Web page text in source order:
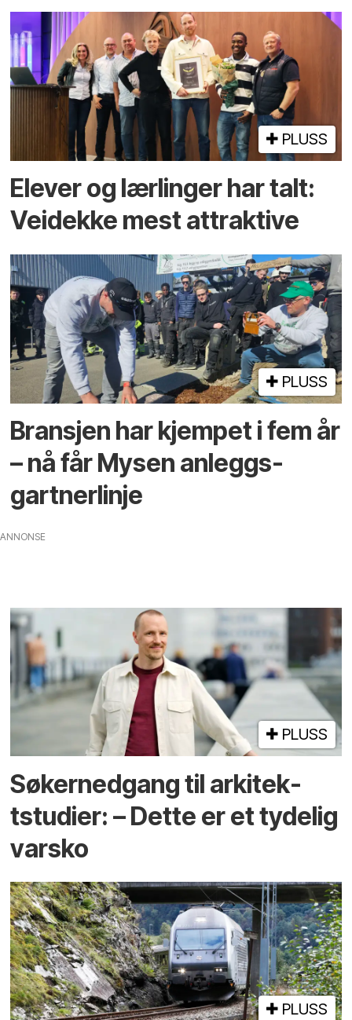
PLUSS
Elever og lærlinger har talt:
Veidekke mest attraktive
PLUSS
Bransjen har kjempet i fem år
– nå får Mysen anleggs­­
gartnerlinje
ANNONSE
PLUSS
Søkernedgang til arkitek­
tstudier: – Dette er et tydelig
varsko
PLUSS